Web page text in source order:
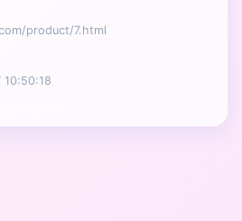
product/7.html